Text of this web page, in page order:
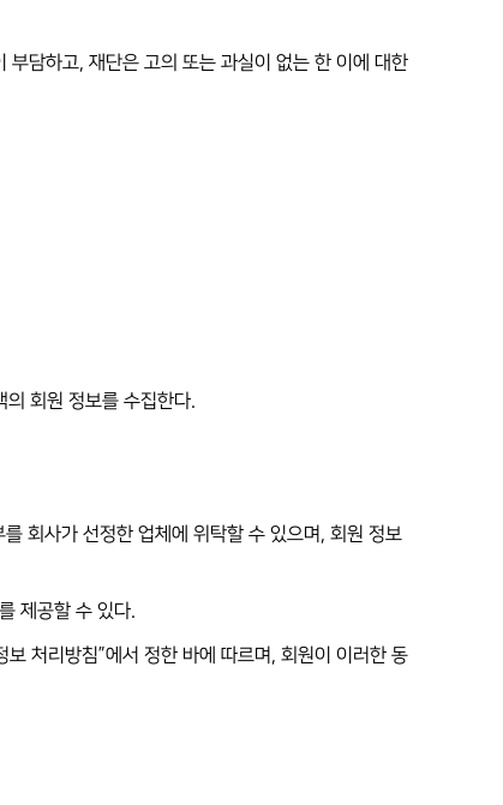
담하고, 재단은 고의 또는 과실이 없는 한 이에 대한
의 회원 정보를 수집한다.
회사가 선정한 업체에 위탁할 수 있으며, 회원 정보
제공할 수 있다.
처리방침”에서 정한 바에 따르며, 회원이 이러한 동